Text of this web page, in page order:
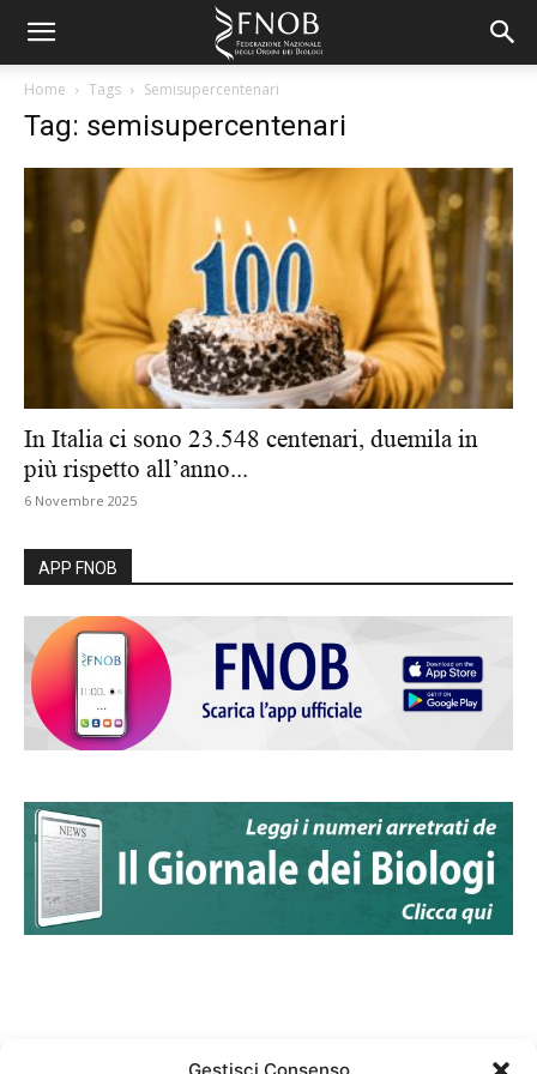
Home Tags Semisupercentenari
Tag: semisupercentenari
In Italia ci sono 23.548 centenari, duemila in
più rispetto all’anno...
6 Novembre 2025
APP FNOB